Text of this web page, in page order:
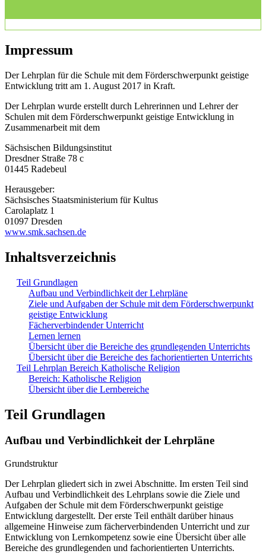
Impressum
Der Lehrplan für die Schule mit dem Förderschwerpunkt geistige
Entwicklung tritt am 1. August 2017 in Kraft.
Der Lehrplan wurde erstellt durch Lehrerinnen und Lehrer der
Schulen mit dem Förderschwerpunkt geistige Entwicklung in
Zusammenarbeit mit dem
Sächsischen Bildungsinstitut
Dresdner Straße 78 c
01445 Radebeul
Herausgeber:
Sächsisches Staatsministerium für Kultus
Carolaplatz 1
01097 Dresden
www.smk.sachsen.de
Inhaltsverzeichnis
Teil Grundlagen
Aufbau und Verbindlichkeit der Lehrpläne
Ziele und Aufgaben der Schule mit dem Förderschwerpunkt
geistige Entwicklung
Fächerverbindender Unterricht
Lernen lernen
Übersicht über die Bereiche des grundlegenden Unterrichts
Übersicht über die Bereiche des fachorientierten Unterrichts
Teil Lehrplan Bereich Katholische Religion
Bereich: Katholische Religion
Übersicht über die Lernbereiche
Teil Grundlagen
Aufbau und Verbindlichkeit der Lehrpläne
Grundstruktur
Der Lehrplan gliedert sich in zwei Abschnitte. Im ersten Teil sind
Aufbau und Verbindlichkeit des Lehrplans sowie die Ziele und
Aufgaben der Schule mit dem Förderschwerpunkt geistige
Entwicklung dargestellt. Der erste Teil enthält darüber hinaus
allgemeine Hinweise zum fächerverbindenden Unterricht und zur
Entwicklung von Lernkompetenz sowie eine Übersicht über alle
Bereiche des grundlegenden und fachorientierten Unterrichts.